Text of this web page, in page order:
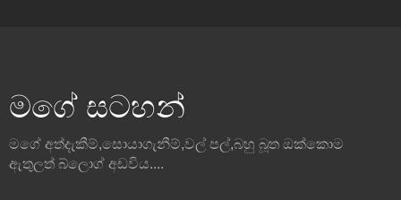
මගේ සටහන්
මගේ අත්දැකීම්,සොයාගැනීම්,වල් පල්,බහු බූත ඔක්කොම
ඇතුලත් බ්ලොග් අඩවිය....